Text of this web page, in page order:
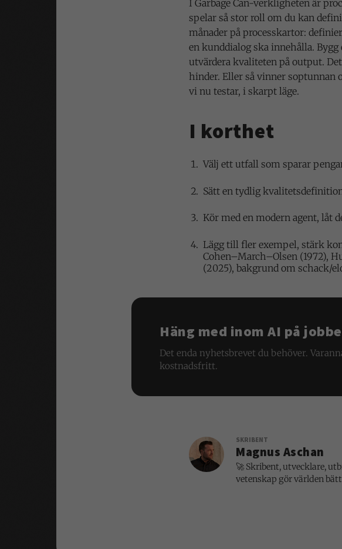
I Garbage Can-verkligheten är
spelar så stor roll om du kan
månader på processkartor:
en kunddialog ska innehålla.
utvärdera kvaliteten på output.
hinder. Eller så vinner soptunnan
vi nu testar, i skarpt läge.
I korthet
Välj ett utfall som sparar
Sätt en tydlig
Kör med en modern agent, låt
Lägg till fler exempel, stärk
Cohen–March–Olsen (1972),
(2025), bakgrund om schack/
Häng med inom AI på
Det enda nyhetsbrevet du behöver.
kostnadsfritt.
SKRIBENT
Magnus Aschan
🚀 Skribent, utvecklare,
vetenskap gör världen